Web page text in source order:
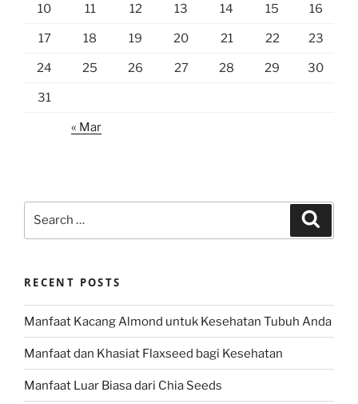
10 11 12 13 14 15 16
17 18 19 20 21 22 23
24 25 26 27 28 29 30
31
« Mar
RECENT POSTS
Manfaat Kacang Almond untuk Kesehatan Tubuh Anda
Manfaat dan Khasiat Flaxseed bagi Kesehatan
Manfaat Luar Biasa dari Chia Seeds